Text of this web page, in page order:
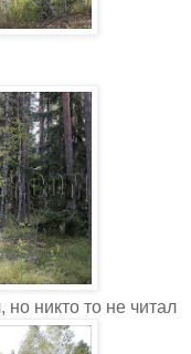
никто то не читал